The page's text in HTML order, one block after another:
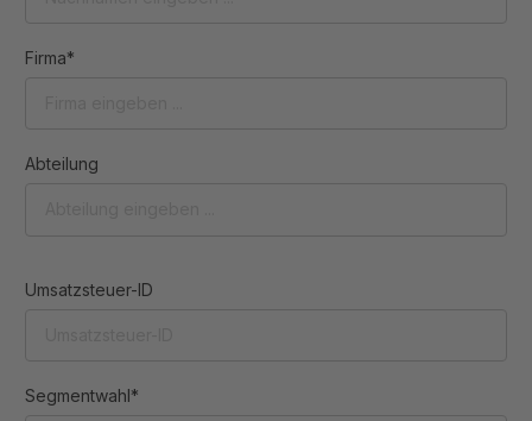
Firma*
Abteilung
Umsatzsteuer-ID
Segmentwahl*